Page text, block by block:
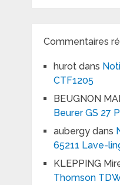
Commentaires
hurotdans
CTF1205
BEUGNON
Beurer GS 27
aubergydans
65211 Lave-
KLEPPING
Thomson